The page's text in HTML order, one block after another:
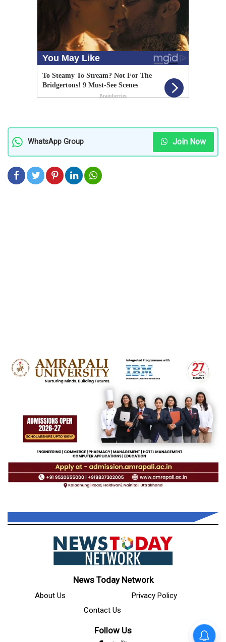
WhatsApp Group Join Now
News Today Network
About Us
Privacy Policy
Contact Us
Follow Us